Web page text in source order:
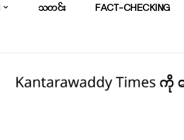
သတင်း FACT-CHECKING